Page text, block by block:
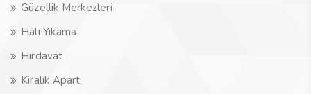
Güzellik Merkezleri
Halı Yıkama
Hırdavat
Kiralık Apart